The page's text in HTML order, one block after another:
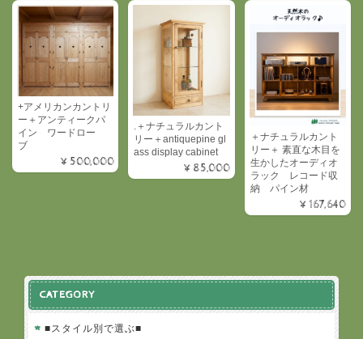
+アメリカンカントリ
ー＋アンティークパ
イン ワードロー
ブ
¥500,000
.＋ナチュラルカント
リー＋antiquepine gl
ass display cabinet
¥85,000
＋ナチュラルカント
リー＋ 素直な木目を
生かしたオーディオ
ラック レコード収
納 パイン材
¥167,640
CATEGORY
■スタイル別で選ぶ■